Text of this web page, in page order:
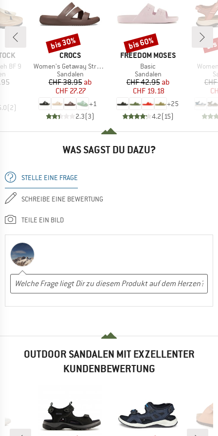
BF 9
(2)
MARKE
CROCS
Artikel
Women's Getaway Strappy
Produktgruppe
Sandalen
Preis
CHF 38.95reduzierter Preis
ab
CHF 27.27
+1
2.3(3)
Rabatt
bis 30%
MARKE
FREEDOM MOSES
Artikel
Basic
Produktgruppe
Sandalen
Preis
CHF 42.95reduzierter Preis
ab
CHF 19.18
+25
4.2(15)
Rabatt
bis 60%
Artikel
WAS SAGST DU DAZU?
STELLE EINE FRAGE
SCHREIBE EINE BEWERTUNG
TEILE EIN BILD
OUTDOOR SANDALEN MIT EXZELLENTER
KUNDENBEWERTUNG